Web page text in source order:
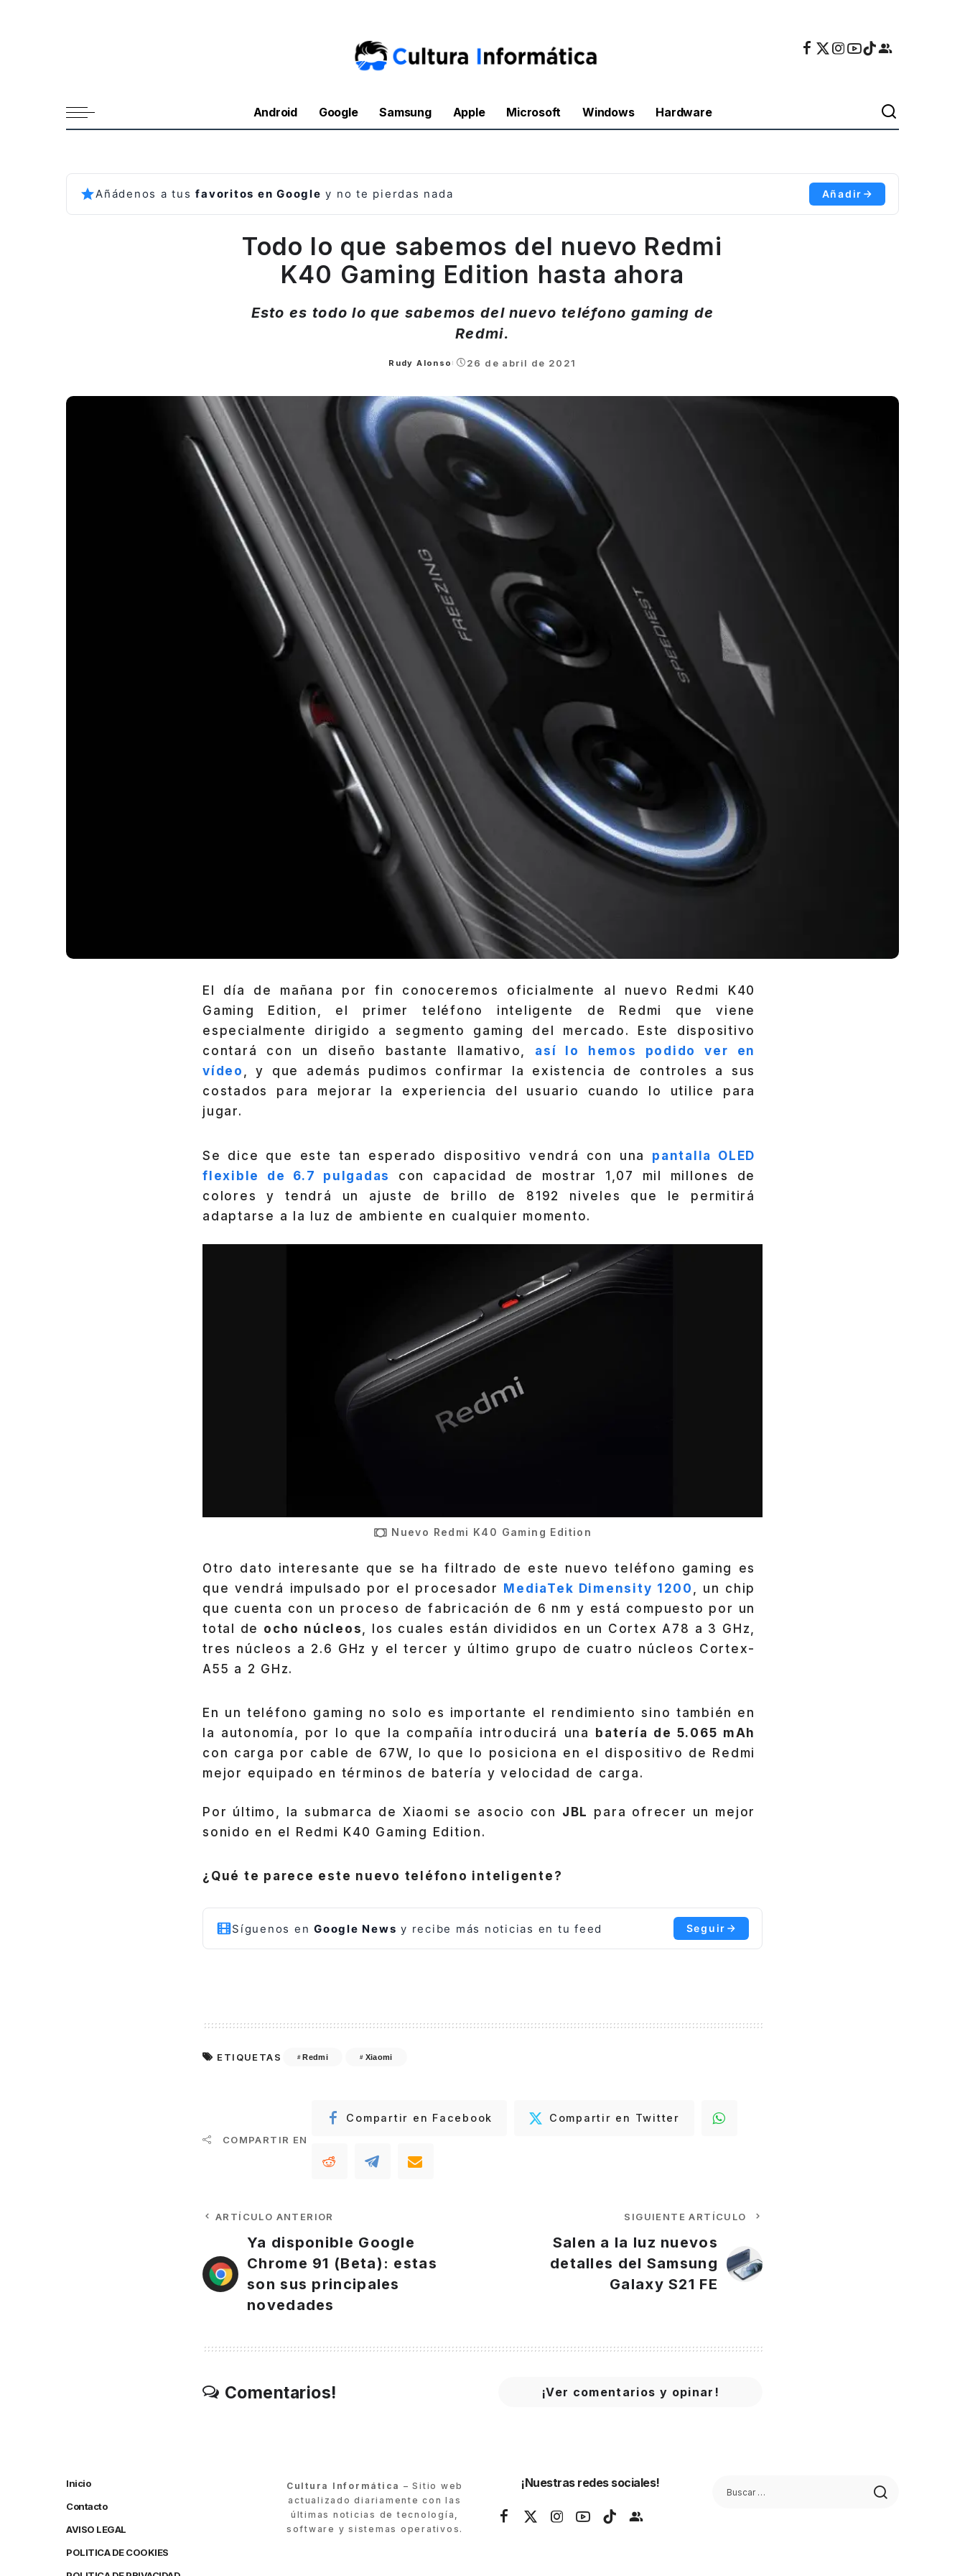
Android Google Samsung Apple Microsoft Windows Hardware
Añádenos a tusfavoritos en Google y no te pierdas nada Añadir
Todo lo que sabemos del nuevo Redmi
K40 Gaming Edition hasta ahora
Esto es todo lo que sabemos del nuevo teléfono gaming de
Redmi.
Posted
Rudy Alonso 26 de abril de 2021
El día de mañana por fin conoceremos oficialmente al nuevo Redmi K40
Gaming Edition, el primer teléfono inteligente de Redmi que viene
especialmente dirigido a segmento gaming del mercado. Este dispositivo
contará con un diseño bastante llamativo, así lo hemos podido ver en
vídeo , y que además pudimos confirmar la existencia de controles a sus
costados para mejorar la experiencia del usuario cuando lo utilice para
jugar.
Se dice que este tan esperado dispositivo vendrá con una pantalla OLED
flexible de 6.7 pulgadas
con capacidad de mostrar 1,07 mil millones de
colores y tendrá un ajuste de brillo de 8192 niveles que le permitirá
adaptarse a la luz de ambiente en cualquier momento.
Nuevo Redmi K40 Gaming Edition
Otro dato interesante que se ha filtrado de este nuevo teléfono gaming es
que vendrá impulsado por el procesador MediaTek Dimensity 1200
, un chip
que cuenta con un proceso de fabricación de 6 nm y está compuesto por un
total de ocho núcleos
, los cuales están divididos en un Cortex A78 a 3 GHz,
tres núcleos a 2.6 GHz y el tercer y último grupo de cuatro núcleos Cortex-
A55 a 2 GHz.
En un teléfono gaming no solo es importante el rendimiento sino también en
la autonomía, por lo que la compañía introducirá una
batería de 5.065 mAh
con carga por cable de 67W, lo que lo posiciona en el dispositivo de Redmi
mejor equipado en términos de batería y velocidad de carga.
Por último, la submarca de Xiaomi se asocio con JBL para ofrecer un mejor
sonido en el Redmi K40 Gaming Edition.
¿Qué te parece este nuevo teléfono inteligente?
Síguenos en Google News y recibe más noticias en tu feed Seguir
ETIQUETAS Redmi Xiaomi
COMPARTIR EN
Compartir en Facebook Compartir en Twitter
ARTÍCULO ANTERIOR
Ya disponible Google
Chrome 91 (Beta): estas
son sus principales
novedades
SIGUIENTE ARTÍCULO
Salen a la luz nuevos
detalles del Samsung
Galaxy S21 FE
Comentarios! ¡Ver comentarios y opinar!
Inicio
Contacto
AVISO LEGAL
POLITICA DE COOKIES
Cultura Informática – Sitio web
actualizado diariamente con las
últimas noticias de tecnología,
software y sistemas operativos.
¡Nuestras redes sociales!